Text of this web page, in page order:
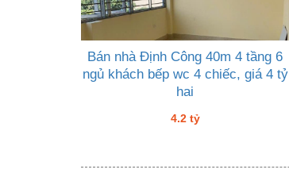
Bán nhà Định Công 40m 4 tầng 6
ngủ khách bếp wc 4 chiếc, giá 4 tỷ
hai
4.2 tỷ